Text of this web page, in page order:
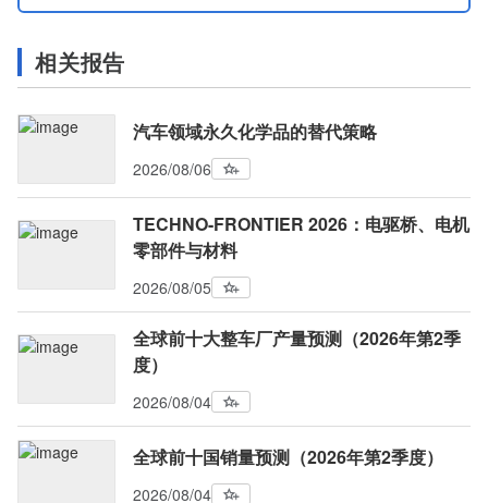
相关报告
汽车领域永久化学品的替代策略
2026/08/06
TECHNO-FRONTIER 2026：电驱桥、电机
零部件与材料
2026/08/05
全球前十大整车厂产量预测（2026年第2季
度）
2026/08/04
全球前十国销量预测（2026年第2季度）
2026/08/04